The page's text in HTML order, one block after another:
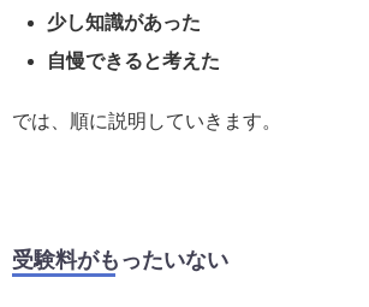
少し知識があった
自慢できると考えた
では、順に説明していきます。
受験料がもったいない